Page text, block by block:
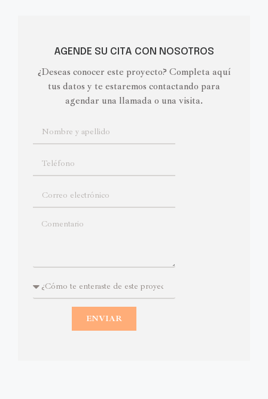
AGENDE SU CITA CON NOSOTROS
¿Deseas conocer este proyecto? Completa aquí
tus datos y te estaremos contactando para
agendar una llamada o una visita.
ENVIAR